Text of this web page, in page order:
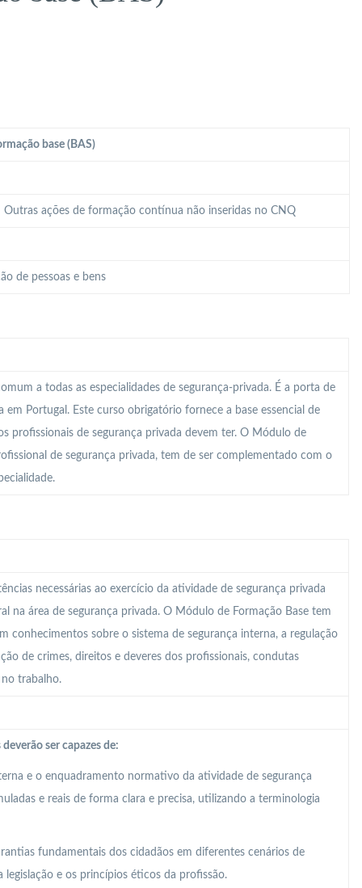
base (BAS)
Outras ações de formação contínua não inseridas no CNQ
de pessoas e bens
a todas as especialidades de segurança-privada. É a porta de
Portugal. Este curso obrigatório fornece a base essencial de
profissionais de segurança privada devem ter. O Módulo de
de segurança privada, tem de ser complementado com o
necessárias ao exercício da atividade de segurança privada
na área de segurança privada. O Módulo de Formação Base tem
conhecimentos sobre o sistema de segurança interna, a regulação
de crimes, direitos e deveres dos profissionais, condutas
no trabalho.
ser capazes de:
e o enquadramento normativo da atividade de segurança
e reais de forma clara e precisa, utilizando a terminologia
fundamentais dos cidadãos em diferentes cenários de
e os princípios éticos da profissão.